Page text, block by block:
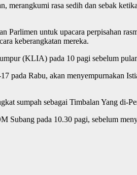
merangkumi rasa sedih dan sebak
Parlimen untuk upacara perpisahan
keberangkatan mereka.
(KLIA) pada 10 pagi sebelum
pada Rabu, akan menyempurnakan
sumpah sebagai Timbalan Yang di-
pada 10.30 pagi, sebelum